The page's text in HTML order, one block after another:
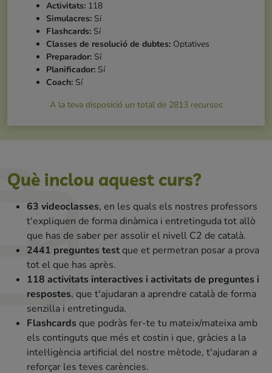
Activitats: 118
Simulacres: Sí
Flashcards: Sí
Classes de resolució de dubtes: Optatives
Preparador: Sí
Planificador: Sí
Coach: Sí
A la teva disposició un total de 2813recursos
Què inclou aquest curs?
63 videoclasses, en les quals els nostres professors
t'expliquen de forma dinàmica i entretinguda tot allò
que has de saber per assolir el nivell C2 de català.
2441 preguntes testque et permetran posar a prova
tot el que has après.
118 activitats interactives i activitats de preguntes i
respostes, que t'ajudaran a aprendre català de forma
senzilla i entretinguda.
Flashcards que podràs fer-te tu mateix/mateixa amb
els continguts que més et costin i que, gràcies a la
intel·ligència artificial del nostre mètode, t'ajudaran a
reforçar les teves carències.